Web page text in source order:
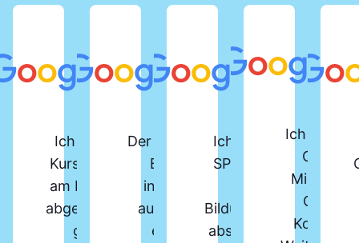
Ich habe vor Kurzem den
Kurs „SPS-Programmierer“
am Berger Bildungsinstitut
abgeschlossen. Der Kurs ist
gut strukturiert und
Der SPS-Lehrgang beim
Berger Institut ist
insgesamt sehr gut
aufgebaut und bietet
eine umfassende
Ich habe den
SPS-Kurs am
Bildungsinstitut
absolviert und
Ich habe
Online-
Office-